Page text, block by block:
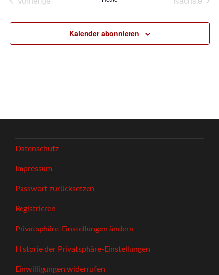
Kalender abonnieren
Datenschutz
Impressum
Passwort zurücksetzen
Registrieren
Privatsphäre-Einstellungen ändern
Historie der Privatsphäre-Einstellungen
Einwilligungen widerrufen